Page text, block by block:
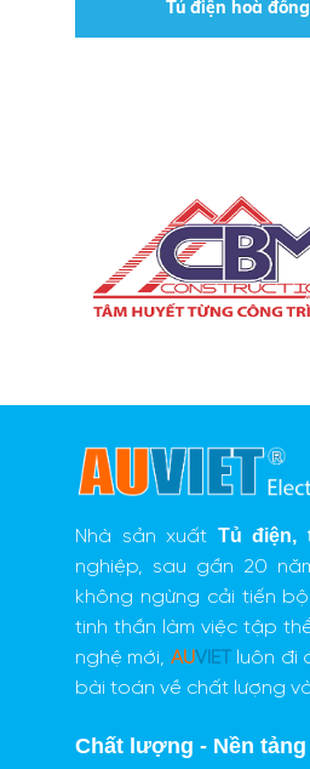
Tủ điện hoà
Nhà sản xuất Tủ điện,
nghiệp, sau gần 20
không ngừng cải tiến
tinh thần làm việc tập
nghệ mới, AUVIETluôn đi
bài toán về chất lượng
Chất lượng - Nền